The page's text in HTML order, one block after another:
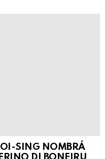
SING NOMBRÁ